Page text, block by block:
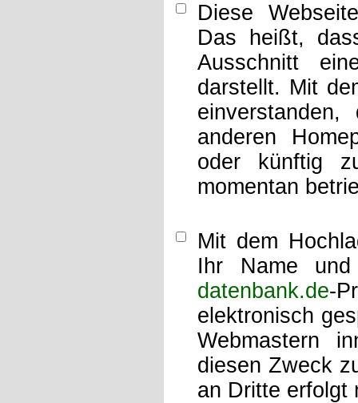
Diese
Das heißt,
Ausschnitt
darstellt. Mit
anderen
oder künftig
momentan
Mit dem
Ihr Name
datenbank.de-
elektronisch
Webmastern
diesen Zweck
an Dritte erfolgt